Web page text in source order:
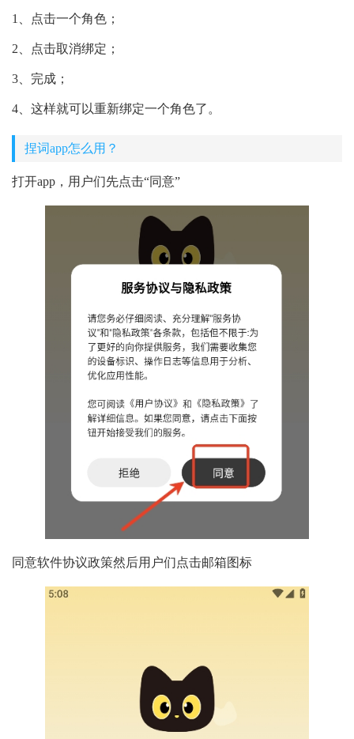
1、点击一个角色；
2、点击取消绑定；
3、完成；
4、这样就可以重新绑定一个角色了。
捏词app怎么用？
打开app，用户们先点击“同意”
同意软件协议政策然后用户们点击邮箱图标